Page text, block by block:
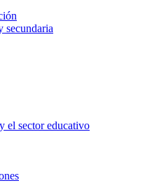
secundaria
el sector educativo